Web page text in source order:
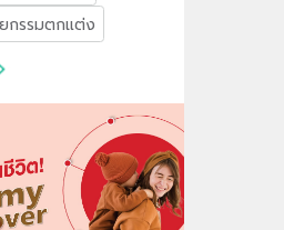
กรรมตกแต่ง